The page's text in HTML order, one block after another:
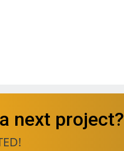
next project?